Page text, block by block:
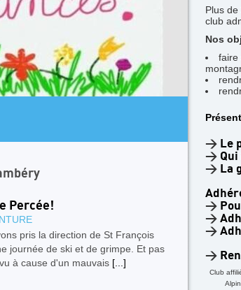
4 jours
Percée!
pris la direction de St François
journée de ski et de grimpe. Et pas
à cause d'un mauvais [...]
Plus
club
Nos
faire
> Le
>
> La
>
>
>
>
Club